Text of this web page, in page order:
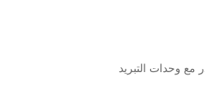
مع وحدات التبريد